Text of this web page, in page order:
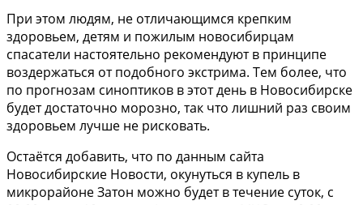
При этом людям, не отличающимся крепким
здоровьем, детям и пожилым новосибирцам
спасатели настоятельно рекомендуют в принципе
воздержаться от подобного экстрима. Тем более, что
по прогнозам синоптиков в этот день в Новосибирске
будет достаточно морозно, так что лишний раз своим
здоровьем лучше не рисковать.
Остаётся добавить, что по данным сайта
Новосибирские Новости, окунуться в купель в
микрорайоне Затон можно будет в течение суток, с